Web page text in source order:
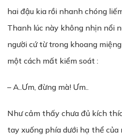
hai đậu kia rồi nhanh chóng
Thanh lúc này không nhịn nổi
người cứ từ trong khoang
một cách mất kiểm soát :
– A..Ưm, đừng mà! Ưm..
Như cảm thấy chưa đủ kích
tay xuống phía dưới hạ thể của